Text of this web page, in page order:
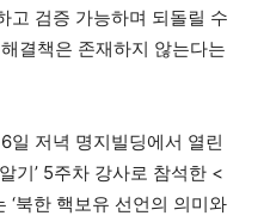
고 검증 가능하며 되돌릴 수
결책은 존재하지 않는다는
일 저녁 명지빌딩에서 열린
기’ 5주차 강사로 참석한 <
북한 핵보유 선언의 의미와